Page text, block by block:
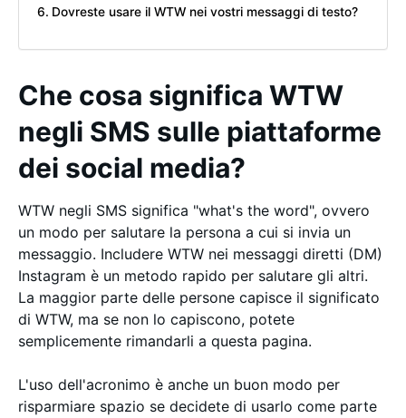
Dovreste usare il WTW nei vostri messaggi di testo?
Che cosa significa WTW
negli SMS sulle piattaforme
dei social media?
WTW negli SMS significa "what's the word", ovvero
un modo per salutare la persona a cui si invia un
messaggio. Includere WTW nei messaggi diretti (DM)
Instagram è un metodo rapido per salutare gli altri.
La maggior parte delle persone capisce il significato
di WTW, ma se non lo capiscono, potete
semplicemente rimandarli a questa pagina.
L'uso dell'acronimo è anche un buon modo per
risparmiare spazio se decidete di usarlo come parte